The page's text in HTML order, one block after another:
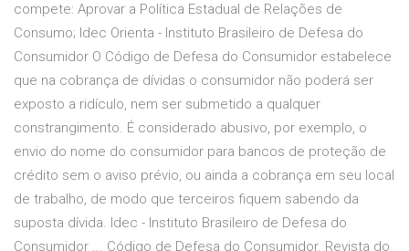
compete: Aprovar a Política Estadual de Relações de
Consumo; Idec Orienta - Instituto Brasileiro de Defesa do
Consumidor O Código de Defesa do Consumidor estabelece
que na cobrança de dívidas o consumidor não poderá ser
exposto a ridículo, nem ser submetido a qualquer
constrangimento. É considerado abusivo, por exemplo, o
envio do nome do consumidor para bancos de proteção de
crédito sem o aviso prévio, ou ainda a cobrança em seu local
de trabalho, de modo que terceiros fiquem sabendo da
suposta dívida. Idec - Instituto Brasileiro de Defesa do
Consumidor ... Código de Defesa do Consumidor. Revista do